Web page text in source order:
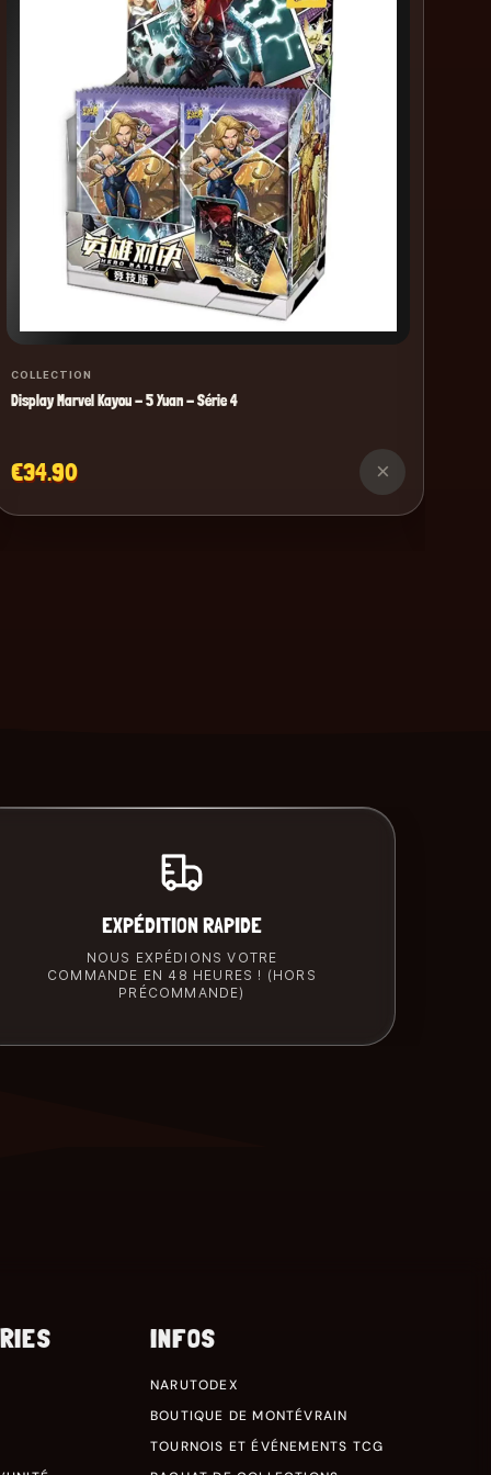
COLLECTION
Display Marvel Kayou - 5 Yuan - Série 4
€34.90 ×
EXPÉDITION RAPIDE
NOUS EXPÉDIONS VOTRE
COMMANDE EN 48 HEURES ! (HORS
PRÉCOMMANDE)
INFOS
NARUTODEX
BOUTIQUE DE MONTÉVRAIN
TOURNOIS ET ÉVÉNEMENTS TCG